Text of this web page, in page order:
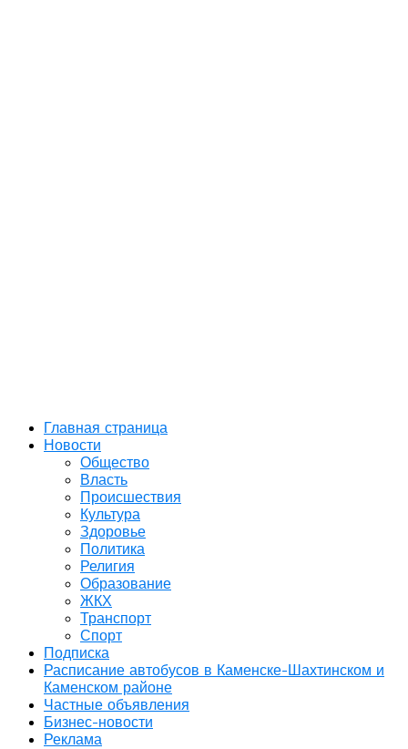
Главная страница
Новости
Общество
Власть
Происшествия
Культура
Здоровье
Политика
Религия
Образование
ЖКХ
Транспорт
Спорт
Подписка
Расписание автобусов в Каменске-Шахтинском и
Каменском районе
Частные объявления
Бизнес-новости
Реклама